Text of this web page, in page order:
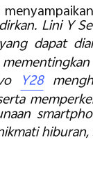
Lini Y
dapat
Y28